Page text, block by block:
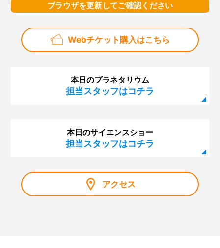
ブラウザを更新してご確認ください
Webチケット購入はこちら
本日のプラネタリウム
担当スタッフはコチラ
本日のサイエンスショー
担当スタッフはコチラ
アクセス